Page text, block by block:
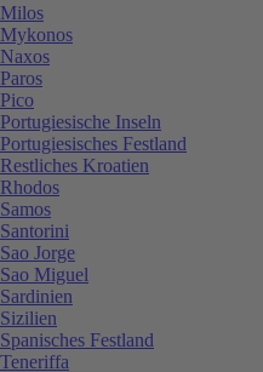
Milos
Mykonos
Naxos
Paros
Pico
Portugiesische Inseln
Portugiesisches Festland
Restliches Kroatien
Rhodos
Samos
Santorini
Sao Jorge
Sao Miguel
Sardinien
Sizilien
Spanisches Festland
Teneriffa